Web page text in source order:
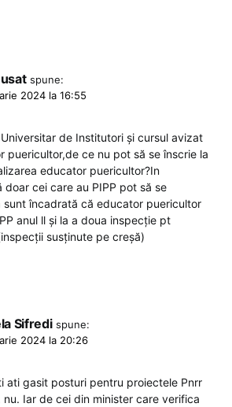
spune:
2024 la 16:55
de Institutori și cursul avizat
puericultor,de ce nu pot să se înscrie la
educator puericultor?In
doar cei care au PIPP pot să se
sunt încadrată că educator puericultor
anul ll și la a doua inspecție pt
susținute pe creșă)
Sifredi spune:
2024 la 20:26
ati gasit posturi pentru proiectele Pnrr
Iar de cei din minister care verifica